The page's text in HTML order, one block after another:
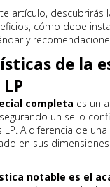
artículo, descubrirás
cómo debe
y
de la
completa es un
un sello
A diferencia de
en sus
notable es el